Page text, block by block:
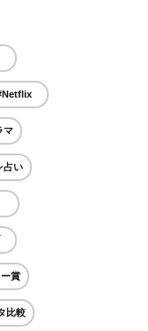
マ
占い
賞
比較